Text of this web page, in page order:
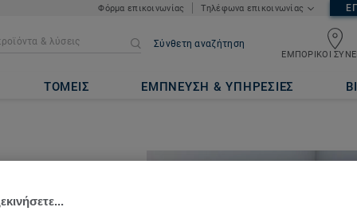
Φόρμα επικοινωνίας Τηλέφωνα επικοινωνίας
Σύνθετη αναζήτηση
ΕΜΠΟΡΙΚΟΙ
ΤΟΜΕΙΣ ΕΜΠΝΕΥΣΗ & ΥΠΗΡΕΣΙΕΣ